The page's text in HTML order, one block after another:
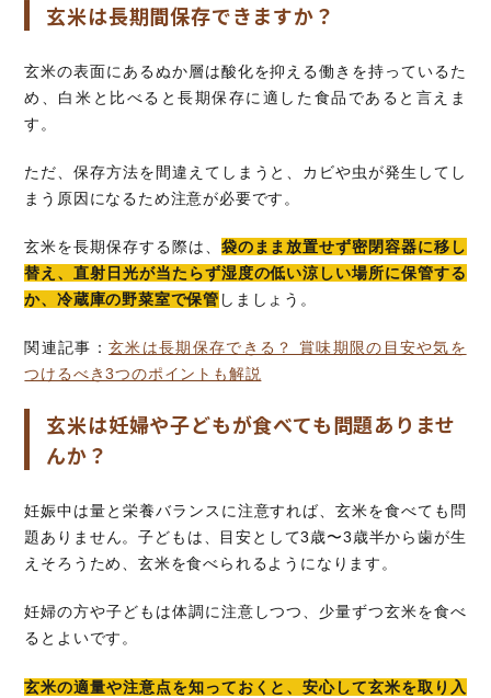
玄米は長期間保存できますか？
玄米の表面にあるぬか層は酸化を抑える働きを持っているた
め、白米と比べると長期保存に適した食品であると言えま
す。
ただ、保存方法を間違えてしまうと、カビや虫が発生してし
まう原因になるため注意が必要です。
玄米を長期保存する際は、 袋のまま放置せず密閉容器に移し
替え、直射日光が当たらず湿度の低い涼しい場所に保管する
か、冷蔵庫の野菜室で保管 しましょう。
関連記事：玄米は長期保存できる？ 賞味期限の目安や気を
つけるべき3つのポイントも解説
玄米は妊婦や子どもが食べても問題ありませ
んか？
妊娠中は量と栄養バランスに注意すれば、玄米を食べても問
題ありません。子どもは、目安として3歳〜3歳半から歯が生
えそろうため、玄米を食べられるようになります。
妊婦の方や子どもは体調に注意しつつ、少量ずつ玄米を食べ
るとよいです。
玄米の適量や注意点を知っておくと、安心して玄米を取り入